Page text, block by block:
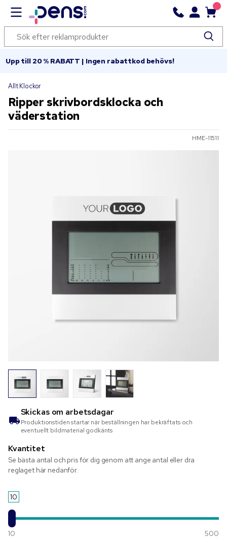
Upp till 20 % RABATT | Ingen rabattkod behövs!
Allt Klockor
Ripper skrivbordsklocka och
väderstation
HME-11511
Skickas om arbetsdagar
Produktionstiden startar när beställningen har bekräftats och
eventuellt bildmaterial godkänts
Kvantitet
Se bästa antal och pris för dig genom att ange antal eller dra
reglaget här nedanför.
10
10 500